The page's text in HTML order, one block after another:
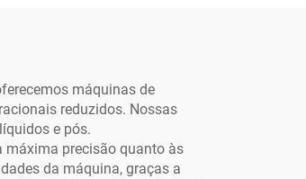
engrenagens
máquinas de
reduzidos. Nossas
e pós.
máxima precisão quanto às
da máquina, graças a